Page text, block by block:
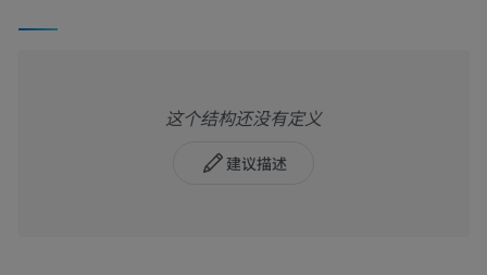
这个结构还没有定义
建议描述